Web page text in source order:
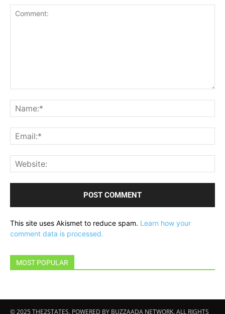
This site uses Akismet to reduce spam. Learn how your
comment data is processed.
MOST POPULAR
© 2025 THE2STATES. POWERED BY BUZZAADA NETWORK. ALL RIGHTS